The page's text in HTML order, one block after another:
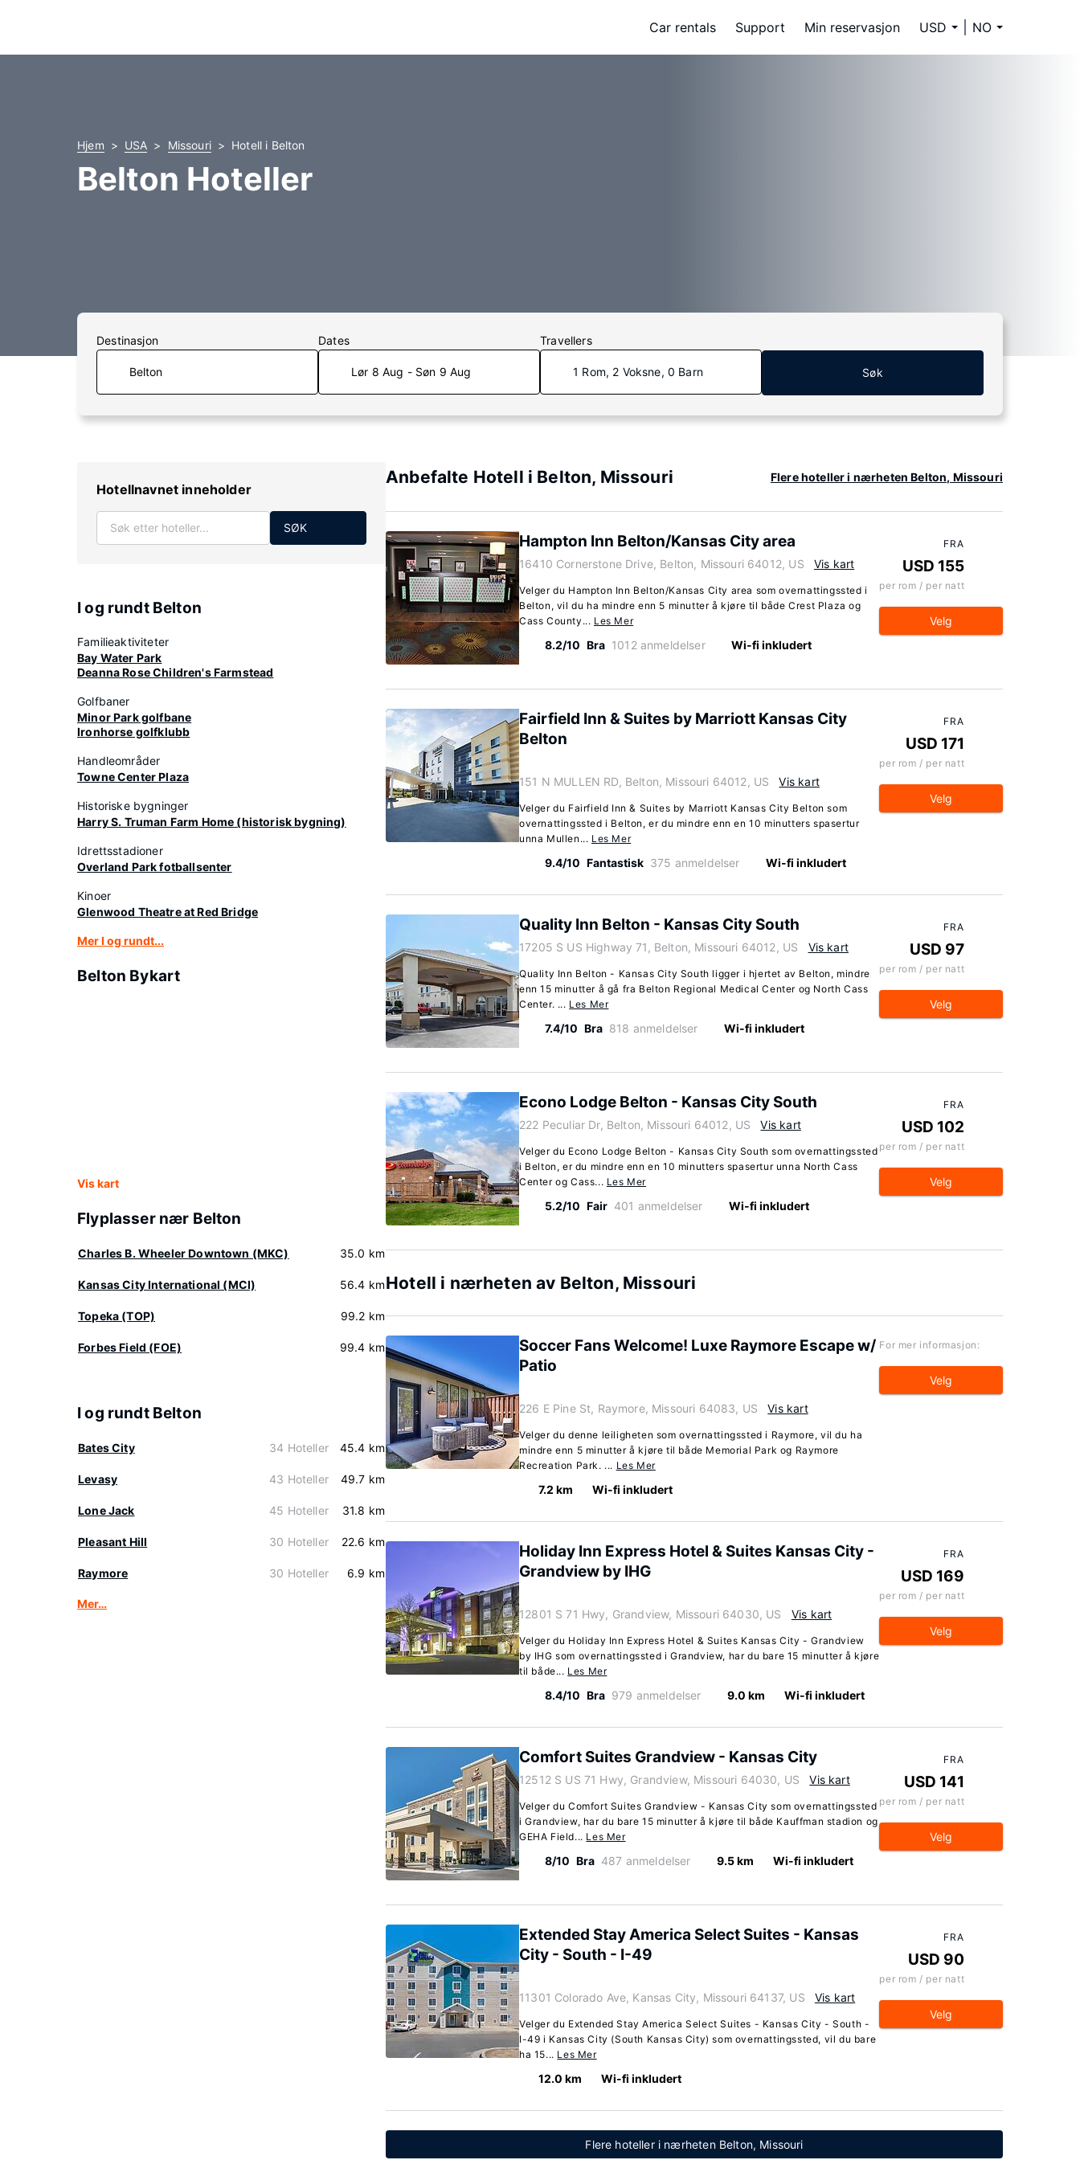
Car rentals Support Min reservasjon USD NO
Hjem USA Missouri Hotell i Belton
Belton Hoteller
Destinasjon Dates
Lør 8 Aug - Søn 9 Aug
Travellers
1 Rom, 2 Voksne, 0 Barn Søk
Hotellnavnet inneholder
SØK
I og rundt Belton
Familieaktiviteter
Bay Water Park
Deanna Rose Children's Farmstead
Golfbaner
Minor Park golfbane
Ironhorse golfklubb
Handleområder
Towne Center Plaza
Historiske bygninger
Harry S. Truman Farm Home (historisk bygning)
Idrettsstadioner
Overland Park fotballsenter
Kinoer
Glenwood Theatre at Red Bridge
Mer I og rundt...
Belton Bykart
Vis kart
Flyplasser nær Belton
Charles B. Wheeler Downtown (MKC) 35.0 km
Kansas City International (MCI) 56.4 km
Topeka (TOP) 99.2 km
Forbes Field (FOE) 99.4 km
I og rundt Belton
Bates City 34 Hoteller 45.4 km
Levasy 43 Hoteller 49.7 km
Lone Jack 45 Hoteller 31.8 km
Pleasant Hill 30 Hoteller 22.6 km
Raymore 30 Hoteller 6.9 km
Mer…
Anbefalte Hotell i Belton, Missouri Flere hoteller i nærheten Belton, Missouri
Hampton Inn Belton/Kansas City area
16410 Cornerstone Drive, Belton, Missouri 64012, US Vis kart
Velger du Hampton Inn Belton/Kansas City area som overnattingssted i
Belton, vil du ha mindre enn 5 minutter å kjøre til både Crest Plaza og
Cass County... Les Mer
8.2/10 Bra 1012 anmeldelser Wi-fi inkludert
FRA
USD 155
per rom / per natt
Velg
Fairfield Inn & Suites by Marriott Kansas City
Belton
151 N MULLEN RD, Belton, Missouri 64012, US Vis kart
Velger du Fairfield Inn & Suites by Marriott Kansas City Belton som
overnattingssted i Belton, er du mindre enn en 10 minutters spasertur
unna Mullen... Les Mer
9.4/10 Fantastisk 375 anmeldelser Wi-fi inkludert
FRA
USD 171
per rom / per natt
Velg
Quality Inn Belton - Kansas City South
17205 S US Highway 71, Belton, Missouri 64012, US Vis kart
Quality Inn Belton - Kansas City South ligger i hjertet av Belton, mindre
enn 15 minutter å gå fra Belton Regional Medical Center og North Cass
Center. ... Les Mer
7.4/10 Bra 818 anmeldelser Wi-fi inkludert
FRA
USD 97
per rom / per natt
Velg
Econo Lodge Belton - Kansas City South
222 Peculiar Dr, Belton, Missouri 64012, US Vis kart
Velger du Econo Lodge Belton - Kansas City South som overnattingssted
i Belton, er du mindre enn en 10 minutters spasertur unna North Cass
Center og Cass... Les Mer
5.2/10 Fair 401 anmeldelser Wi-fi inkludert
FRA
USD 102
per rom / per natt
Velg
Hotell i nærheten av Belton, Missouri
Soccer Fans Welcome! Luxe Raymore Escape w/
Patio
226 E Pine St, Raymore, Missouri 64083, US Vis kart
Velger du denne leiligheten som overnattingssted i Raymore, vil du ha
mindre enn 5 minutter å kjøre til både Memorial Park og Raymore
Recreation Park. ... Les Mer
7.2 km Wi-fi inkludert
For mer informasjon:
Velg
Holiday Inn Express Hotel & Suites Kansas City -
Grandview by IHG
12801 S 71 Hwy, Grandview, Missouri 64030, US Vis kart
Velger du Holiday Inn Express Hotel & Suites Kansas City - Grandview
by IHG som overnattingssted i Grandview, har du bare 15 minutter å kjøre
til både... Les Mer
8.4/10 Bra 979 anmeldelser 9.0 km Wi-fi inkludert
FRA
USD 169
per rom / per natt
Velg
Comfort Suites Grandview - Kansas City
12512 S US 71 Hwy, Grandview, Missouri 64030, US Vis kart
Velger du Comfort Suites Grandview - Kansas City som overnattingssted
i Grandview, har du bare 15 minutter å kjøre til både Kauffman stadion og
GEHA Field... Les Mer
8/10 Bra 487 anmeldelser 9.5 km Wi-fi inkludert
FRA
USD 141
per rom / per natt
Velg
Extended Stay America Select Suites - Kansas
City - South - I-49
11301 Colorado Ave, Kansas City, Missouri 64137, US Vis kart
Velger du Extended Stay America Select Suites - Kansas City - South -
I-49 i Kansas City (South Kansas City) som overnattingssted, vil du bare
ha 15... Les Mer
12.0 km Wi-fi inkludert
FRA
USD 90
per rom / per natt
Velg
Flere hoteller i nærheten Belton, Missouri